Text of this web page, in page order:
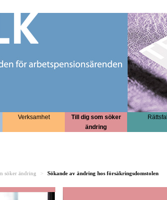
Verksamhet
Till dig som söker
ändring
Rättsfall
söker ändring > Sökande av ändring hos försäkringsdomstolen